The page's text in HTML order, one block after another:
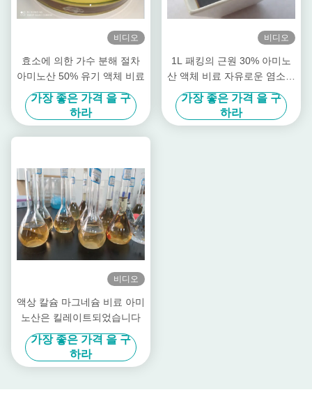
비디오
효소에 의한 가수 분해 절차
아미노산 50% 유기 액체 비료
가장 좋은 가격 을 구
하라
비디오
1L 패킹의 근원 30% 아미노
산 액체 비료 자유로운 염소를
설치하십시오
가장 좋은 가격 을 구
하라
비디오
액상 칼슘 마그네슘 비료 아미
노산은 킬레이트되었습니다
가장 좋은 가격 을 구
하라